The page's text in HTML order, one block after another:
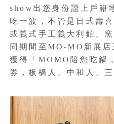
show出您身份證上戶籍
吃一波，不管是日式壽
或義式手工義大利麵、
同期間至MO-MO新展店
獲得「MOMO陪您吃鍋
券，板橋人、中和人、